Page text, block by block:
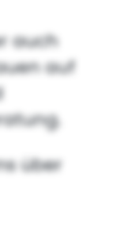
auch
auf
über